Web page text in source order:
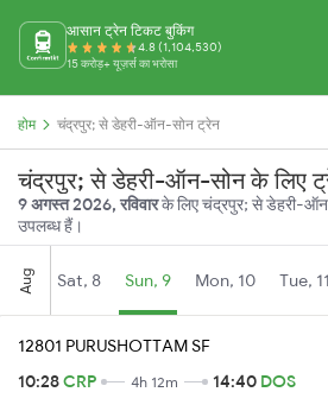
आसान ट्रेन टिकट बुकिंग
4.8 (1,104,530)
15 करोड़+ यूज़र्स का भरोसा
होम चंद्रपुर; से डेहरी-ऑन-सोन ट्रेन
चंद्रपुर; से डेहरी-ऑन-सोन के लिए
9 अगस्त 2026, रविवारके लिए चंद्रपुर; से डेहरी-
उपलब्ध हैं।
Aug Sat, 8 Sun, 9 Mon, 10 Tue, 11
12801 PURUSHOTTAM SF
10:28CRP 4h 12m 14:40 DOS